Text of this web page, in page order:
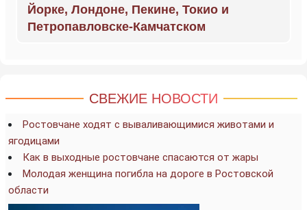
Йорке, Лондоне, Пекине, Токио и
Петропавловске-Камчатском
СВЕЖИЕ НОВОСТИ
Ростовчане ходят с вываливающимися животами и
ягодицами
Как в выходные ростовчане спасаются от жары
Молодая женщина погибла на дороге в Ростовской
области